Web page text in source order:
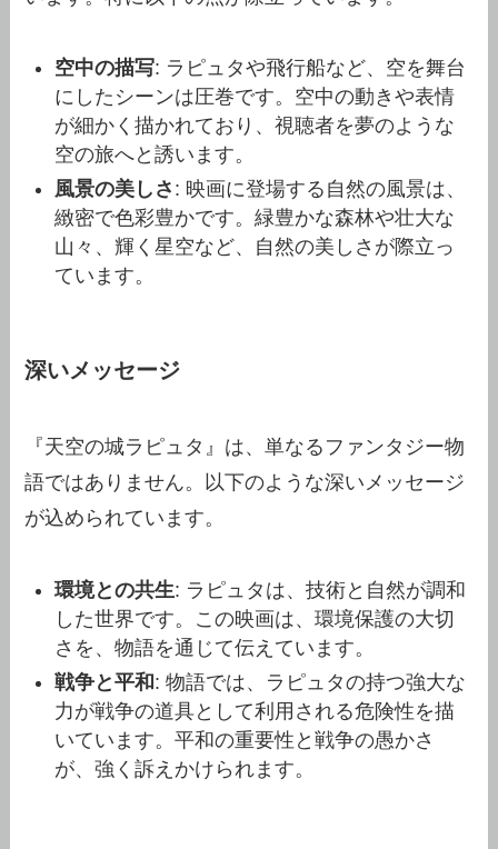
空中の描写: ラピュタや飛行船など、空を舞台
にしたシーンは圧巻です。空中の動きや表情
が細かく描かれており、視聴者を夢のような
空の旅へと誘います。
風景の美しさ : 映画に登場する自然の風景は、
緻密で色彩豊かです。緑豊かな森林や壮大な
山々、輝く星空など、自然の美しさが際立っ
ています。
深いメッセージ
『天空の城ラピュタ』は、単なるファンタジー物
語ではありません。以下のような深いメッセージ
が込められています。
環境との共生: ラピュタは、技術と自然が調和
した世界です。この映画は、環境保護の大切
さを、物語を通じて伝えています。
戦争と平和: 物語では、ラピュタの持つ強大な
力が戦争の道具として利用される危険性を描
いています。平和の重要性と戦争の愚かさ
が、強く訴えかけられます。